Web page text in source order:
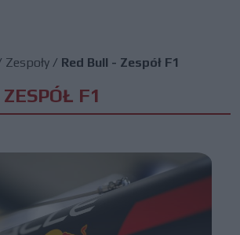
Zespoły / Red Bull - Zespół F1
F1